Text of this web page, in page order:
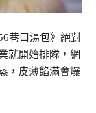
巷口湯包》絕對
就開始排隊，網
，皮薄餡滿會爆